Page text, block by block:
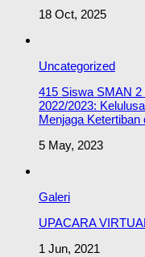
18 Oct, 2025
Uncategorized
415 Siswa SMAN 2
2022/2023:
Menjaga Ketertiban
5 May, 2023
Galeri
UPACARA
1 Jun, 2021